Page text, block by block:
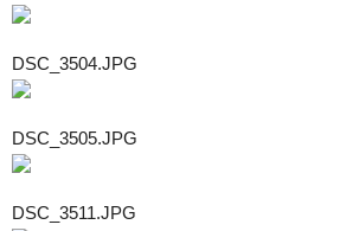
DSC_3504.JPG
DSC_3505.JPG
DSC_3511.JPG